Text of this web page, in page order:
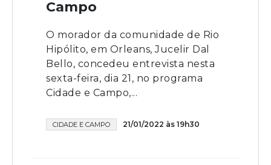
Campo
O morador da comunidade de Rio
Hipólito, em Orleans, Jucelir Dal
Bello, concedeu entrevista nesta
sexta-feira, dia 21, no programa
Cidade e Campo,...
CIDADE E CAMPO 21/01/2022 às 19h30